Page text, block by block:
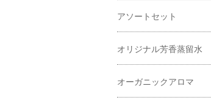
アソートセット
オリジナル芳香蒸留水
オーガニックアロマ